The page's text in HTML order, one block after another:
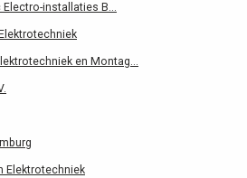
Electro-installaties B...
en Montag...
Elektrotechniek